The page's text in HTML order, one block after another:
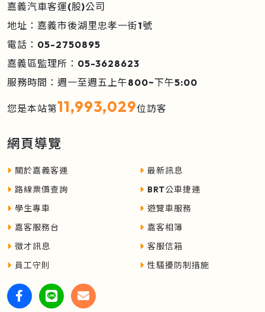
嘉義汽車客運(股)公司
地址：嘉義市後湖里忠孝一街1號
電話：05-2750895
嘉義區監理所：05-3628623
服務時間：週一至週五上午800~下午5:00
您是本站第11,993,029位訪客
網頁導覽
關於嘉義客運
最新訊息
路線票價查詢
BRT公車捷運
學生專車
遊覽車服務
嘉客服務台
嘉客相簿
徵才訊息
客服信箱
員工守則
性騷擾防制措施